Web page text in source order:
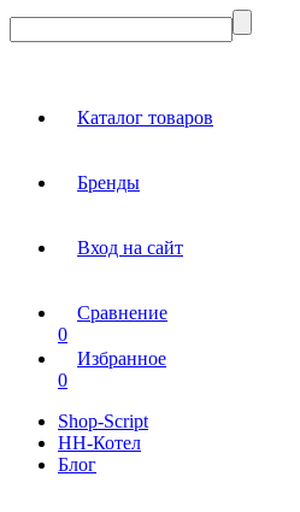
Каталог товаров
Бренды
Вход на сайт
Сравнение
0
Избранное
0
Shop-Script
НН-Котел
Блог